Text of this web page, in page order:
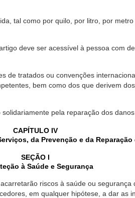
tal como por quilo, por litro, por
deve ser acessível à pessoa com
de tratados ou convenções
bem como dos que derivem
pela reparação dos
CAPÍTULO IV
da Prevenção e da
SEÇÃO I
à Saúde e Segurança
riscos à saúde ou
em qualquer hipótese, a dar as